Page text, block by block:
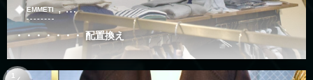
EMMETI , …
・・・・・・・ 配置換え
1